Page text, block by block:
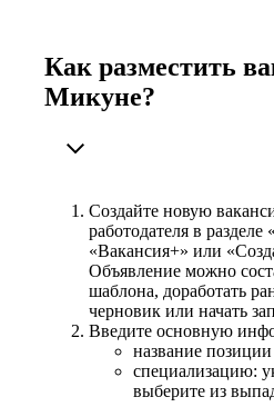
Как разместить
Микуне?
Создайте новую
работодателя в
«Вакансия+» или
Объявление можно
шаблона, доработать
черновик или начать
Введите основную
название позиции
специализацию:
выберите из